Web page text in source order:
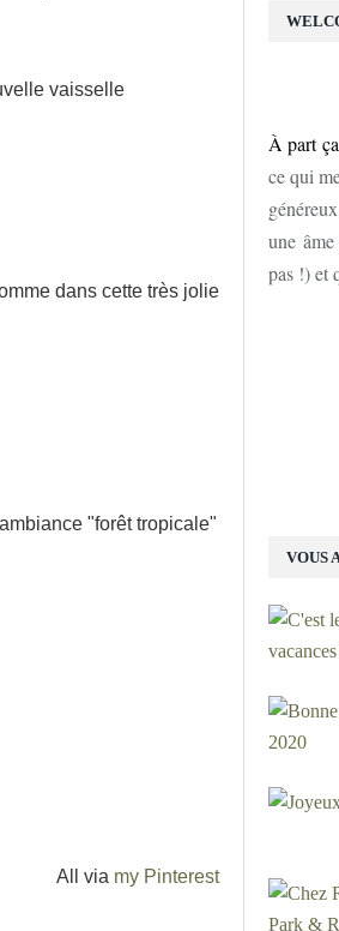
vaisselle
dans cette très jolie
"forêt tropicale"
All via my Pinterest
VOUS
À part
ce qui
une
pas !) et